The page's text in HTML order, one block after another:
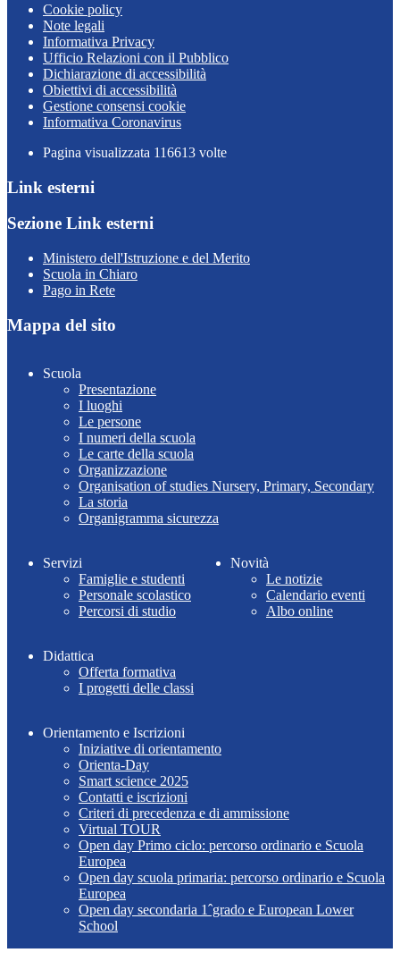
Cookie policy
Note legali
Informativa Privacy
Ufficio Relazioni con il Pubblico
Dichiarazione di accessibilità
Obiettivi di accessibilità
Gestione consensi cookie
Informativa Coronavirus
Pagina visualizzata 116613 volte
Link esterni
Sezione Link esterni
Ministero dell'Istruzione e del Merito
Scuola in Chiaro
Pago in Rete
Mappa del sito
Scuola
Presentazione
I luoghi
Le persone
I numeri della scuola
Le carte della scuola
Organizzazione
Organisation of studies Nursery, Primary, Secondary
La storia
Organigramma sicurezza
Servizi
Famiglie e studenti
Personale scolastico
Percorsi di studio
Novità
Le notizie
Calendario eventi
Albo online
Didattica
Offerta formativa
I progetti delle classi
Orientamento e Iscrizioni
Iniziative di orientamento
Orienta-Day
Smart science 2025
Contatti e iscrizioni
Criteri di precedenza e di ammissione
Virtual TOUR
Open day Primo ciclo: percorso ordinario e Scuola
Europea
Open day scuola primaria: percorso ordinario e Scuola
Europea
Open day secondaria 1ˆgrado e European Lower
School